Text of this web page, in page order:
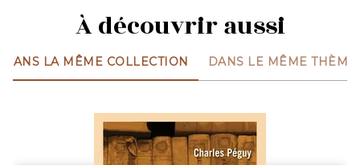
À découvrir aussi
DANS LA MÊME COLLECTION DANS LE MÊME THÈME